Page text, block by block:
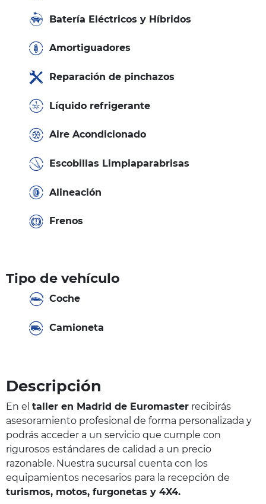
Batería Eléctricos y Híbridos
Amortiguadores
Reparación de pinchazos
Líquido refrigerante
Aire Acondicionado
Escobillas Limpiaparabrisas
Alineación
Frenos
Tipo de vehículo
Coche
Camioneta
Descripción
En el taller en Madrid de Euromaster recibirás
asesoramiento profesional de forma personalizada y
podrás acceder a un servicio que cumple con
rigurosos estándares de calidad a un precio
razonable. Nuestra sucursal cuenta con los
equipamientos necesarios para la recepción de
turismos, motos, furgonetas y 4X4.